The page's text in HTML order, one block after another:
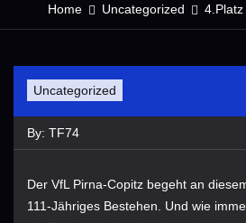
Home Uncategorized
Uncategorized
By: TF74
Der VfL Pirna-Copitz ​begeht an
111-Jähriges Bestehen. Und wie